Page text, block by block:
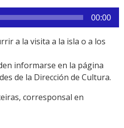
00:00
a la visita a la isla o a los
informarse en la página
de la Dirección de Cultura.
corresponsal en